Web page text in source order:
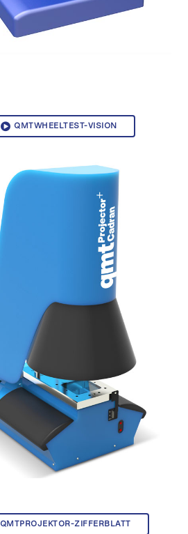
QMTWHEELTEST-VISION
QMTPROJEKTOR-ZIFFERBLATT